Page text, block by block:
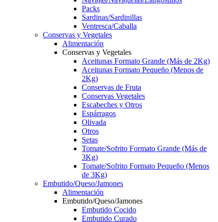
Packs
Sardinas/Sardinillas
Ventresca/Caballa
Conservas y Vegetales
Alimentación
Conservas y Vegetales
Aceitunas Formato Grande (Más de 2Kg)
Aceitunas Formato Pequeño (Menos de
2Kg)
Conservas de Fruta
Conservas Vegetales
Escabeches y Otros
Espárragos
Olivada
Otros
Setas
Tomate/Sofrito Formato Grande (Más de
3Kg)
Tomate/Sofrito Formato Pequeño (Menos
de 3Kg)
Embutido/Queso/Jamones
Alimentación
Embutido/Queso/Jamones
Embutido Cocido
Embutido Curado